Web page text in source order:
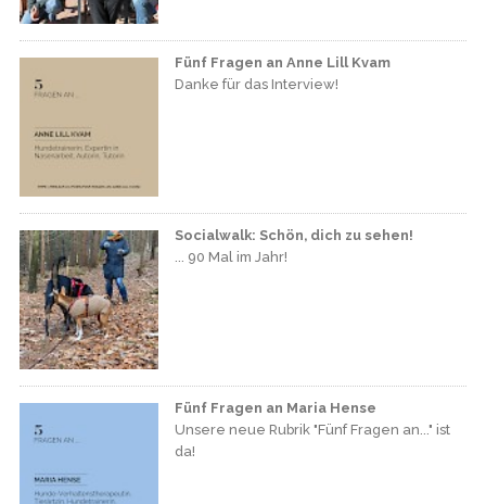
Fünf Fragen an Anne Lill Kvam
Danke für das Interview!
Socialwalk: Schön, dich zu sehen!
... 90 Mal im Jahr!
Fünf Fragen an Maria Hense
Unsere neue Rubrik "Fünf Fragen an..." ist
da!